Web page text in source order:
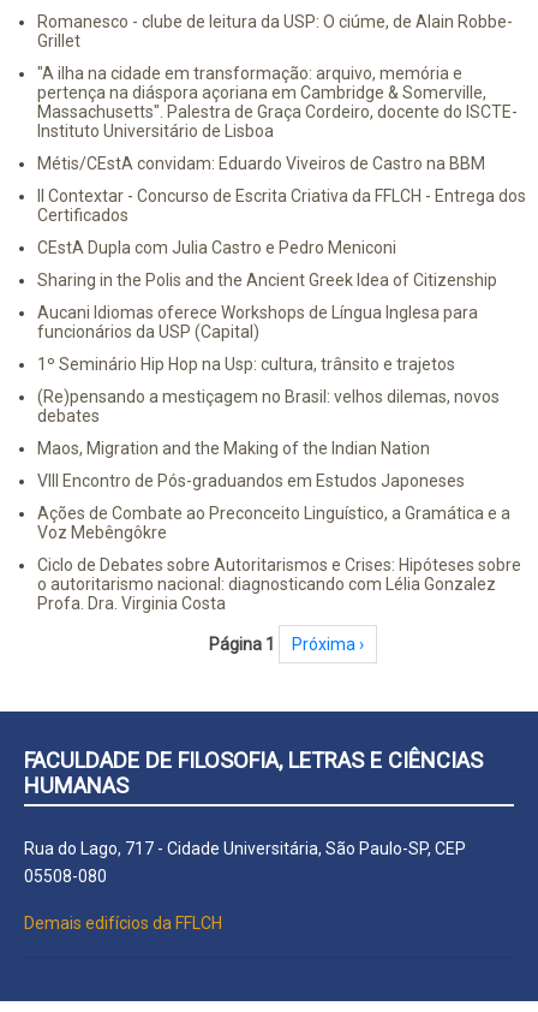
Romanesco - clube de leitura da USP: O ciúme, de Alain Robbe-
Grillet
"A ilha na cidade em transformação: arquivo, memória e
pertença na diáspora açoriana em Cambridge & Somerville,
Massachusetts". Palestra de Graça Cordeiro, docente do ISCTE-
Instituto Universitário de Lisboa
Métis/CEstA convidam: Eduardo Viveiros de Castro na BBM
II Contextar - Concurso de Escrita Criativa da FFLCH - Entrega dos
Certificados
CEstA Dupla com Julia Castro e Pedro Meniconi
Sharing in the Polis and the Ancient Greek Idea of Citizenship
Aucani Idiomas oferece Workshops de Língua Inglesa para
funcionários da USP (Capital)
1º Seminário Hip Hop na Usp: cultura, trânsito e trajetos
(Re)pensando a mestiçagem no Brasil: velhos dilemas, novos
debates
Maos, Migration and the Making of the Indian Nation
VIII Encontro de Pós-graduandos em Estudos Japoneses
Ações de Combate ao Preconceito Linguístico, a Gramática e a
Voz Mebêngôkre
Ciclo de Debates sobre Autoritarismos e Crises: Hipóteses sobre
o autoritarismo nacional: diagnosticando com Lélia Gonzalez
Profa. Dra. Virginia Costa
Página 1 Próxima página
Próxima ›
FACULDADE DE FILOSOFIA, LETRAS E CIÊNCIAS
HUMANAS
Rua do Lago, 717 - Cidade Universitária, São Paulo-SP, CEP
05508-080
Demais edifícios da FFLCH